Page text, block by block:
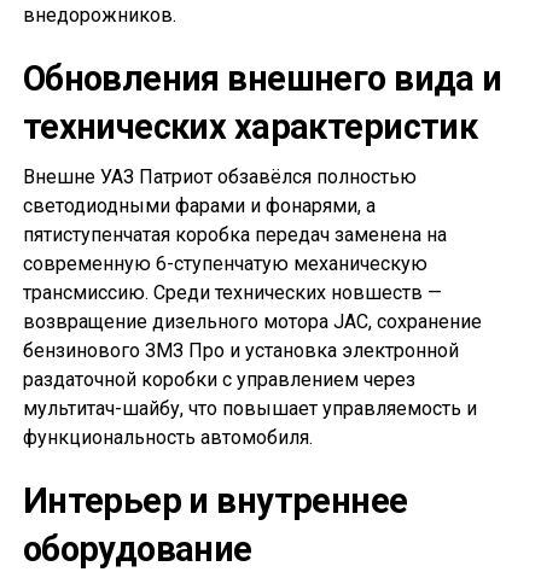
внедорожников.
Обновления внешнего вида и
технических характеристик
Внешне УАЗ Патриот обзавёлся полностью
светодиодными фарами и фонарями, а
пятиступенчатая коробка передач заменена на
современную 6-ступенчатую механическую
трансмиссию. Среди технических новшеств —
возвращение дизельного мотора JAC, сохранение
бензинового ЗМЗ Про и установка электронной
раздаточной коробки с управлением через
мультитач-шайбу, что повышает управляемость и
функциональность автомобиля.
Интерьер и внутреннее
оборудование